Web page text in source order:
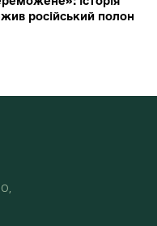
російський полон